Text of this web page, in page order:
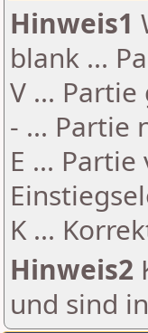
Hinweis1
blank ...
V ...
- ... Partie
E ...
K ...
Hinweis2
und sind